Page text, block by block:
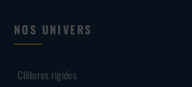
NOS UNIVERS
Clôtures rigides